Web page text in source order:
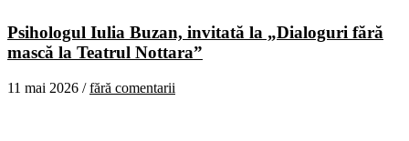
Psihologul Iulia Buzan, invitată la „Dialoguri fără
mască la Teatrul Nottara”
11 mai 2026 /fără comentarii